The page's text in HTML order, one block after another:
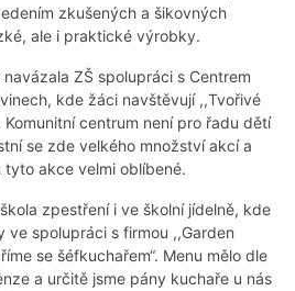
zkušených a šikovných
ale i praktické výrobky.
ZŠ spolupráci s Centrem
kde žáci navštěvují ,,Tvořivé
centrum není pro řadu dětí
se zde velkého množství akcí a
tyto akce velmi oblíbené.
zpestření i ve školní jídelně, kde
ve spolupráci s firmou ,,Garden
se šéfkuchařem“. Menu mělo dle
a určitě jsme pány kuchaře u nás